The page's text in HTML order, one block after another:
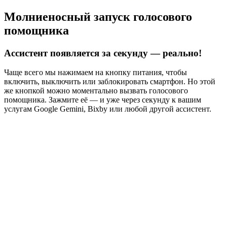
Молниеносный запуск голосового
помощника
Ассистент появляется за секунду — реально!
Чаще всего мы нажимаем на кнопку питания, чтобы
включить, выключить или заблокировать смартфон. Но этой
же кнопкой можно моментально вызвать голосового
помощника. Зажмите её — и уже через секунду к вашим
услугам Google Gemini, Bixby или любой другой ассистент.